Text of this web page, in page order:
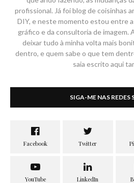
profissional. Já foi blog de coisinhas
DIY, e neste momento estou entre
gráfico e da consultoria de imagem.
deixar tudo à minha volta mais
dentro, e quem sabe o que tem
saia escrito aqui
SIGA-ME NAS REDES